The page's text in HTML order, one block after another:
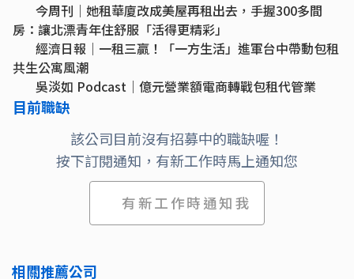
今周刊｜她租華廈改成美屋再租出去，手握300多間
房：讓北漂青年住舒服「活得更精彩」
經濟日報｜一租三贏！「一方生活」進軍台中帶動包租
共生公寓風潮
吳淡如 Podcast｜億元營業額電商轉戰包租代管業
目前職缺
該公司目前沒有招募中的職缺喔！
按下訂閱通知，有新工作時馬上通知您
有新工作時通知我
相關推薦公司